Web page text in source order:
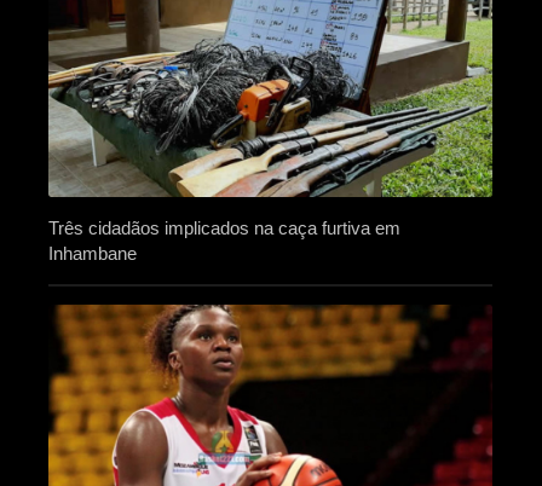
Três cidadãos implicados na caça furtiva em
Inhambane